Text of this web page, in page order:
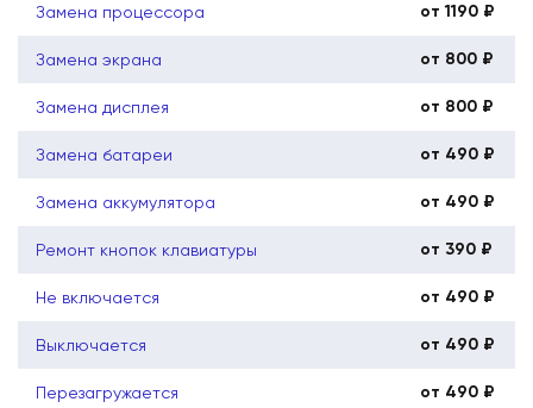
Замена процессора от 1190 ₽
Замена экрана от 800 ₽
Замена дисплея от 800 ₽
Замена батареи от 490 ₽
Замена аккумулятора от 490 ₽
Ремонт кнопок клавиатуры от 390 ₽
Не включается от 490 ₽
Выключается от 490 ₽
Перезагружается от 490 ₽